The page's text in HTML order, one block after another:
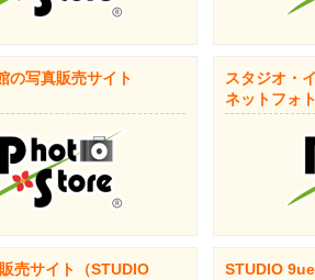
の写真販売サイト
スタジオ・
ネットフォ
売サイト（STUDIO
STUDIO